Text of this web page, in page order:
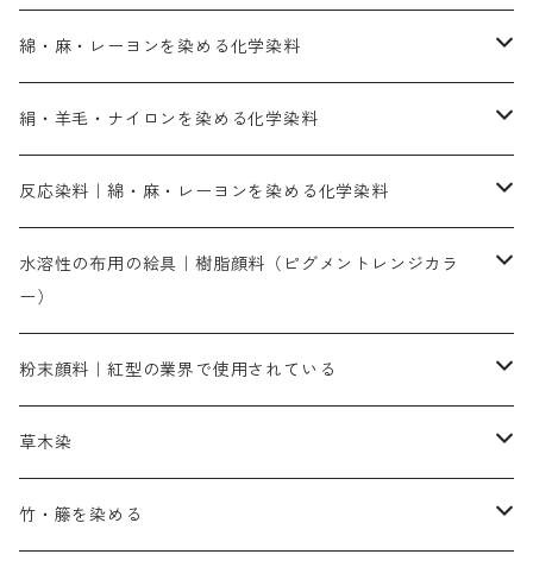
綿・麻・レーヨンを染める化学染料
直接染料－染色手順が簡単
人気のおすすめ直接染料
染色に必要な薬品類
橙色系
絹・羊毛・ナイロンを染める化学染料
お買い得品
染料一覧
人気のおすすめ染料
染色に必要な薬品類
補助薬品
反応染料｜綿・麻・レーヨンを染める化学染料
お勧めの3原色（赤・青・黄色）
お勧め｜スミフィックス～
3原色以外の色目
赤色
染色に必要な薬品
アルカリ剤
補助薬品
捺染に必要な材料
水溶性の布用の絵具｜樹脂顔料（ピグメントレンジカラ
ー）
ネオカラー（色）
内容量：100g
内容量：500g
バィンダー（定着剤）
増粘剤
粉末顔料｜紅型の業界で使用されている
赤色系
本洋紅
黄色系
草木染
植物染料
竹・籐を染める